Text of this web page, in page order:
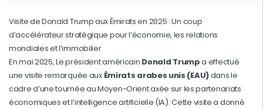
Visite de Donald Trump aux Émirats en 2025 : Un coup
d’accélérateur stratégique pour l’économie, les relations
mondiales et l’immobilier
En mai 2025, Le président américain Donald Trumpa effectué
une visite remarquée aux Émirats arabes unis (EAU)dans le
cadre d’une tournée au Moyen-Orient axée sur les partenariats
économiques et l’intelligence artificielle (IA). Cette visite a donné